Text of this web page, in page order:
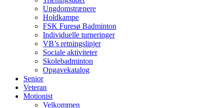
Ungdomstrænere
Holdkampe
FSK Furesø Badminton
Individuelle turneringer
VB’s retningslinjer
Sociale aktiviteter
Skolebadminton
Opgavekatalog
Senior
Veteran
Motionist
Velkommen